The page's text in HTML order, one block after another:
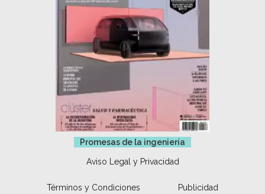
Promesas de la ingeniería
Aviso Legal y Privacidad
Términos y Condiciones Publicidad